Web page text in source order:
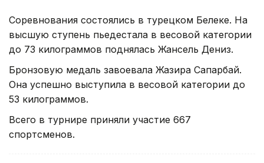
Соревнования состоялись в турецком Белеке. На
высшую ступень пьедестала в весовой категории
до 73 килограммов поднялась Жансель Дениз.
Бронзовую медаль завоевала Жазира Сапарбай.
Она успешно выступила в весовой категории до
53 килограммов.
Всего в турнире приняли участие 667
спортсменов.